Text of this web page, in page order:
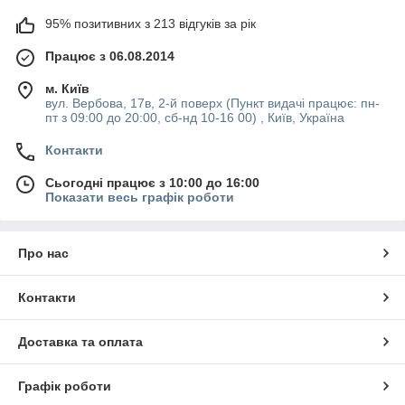
95% позитивних з 213 відгуків за рік
Працює з 06.08.2014
м. Київ
вул. Вербова, 17в, 2-й поверх (Пункт видачі працює: пн-
пт з 09:00 до 20:00, сб-нд 10-16 00) , Київ, Україна
Контакти
Сьогодні працює з 10:00 до 16:00
Показати весь графік роботи
Про нас
Контакти
Доставка та оплата
Графік роботи